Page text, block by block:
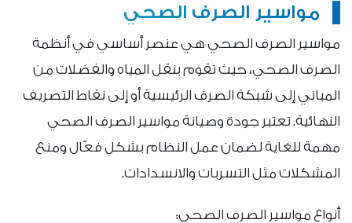
مواسير الصرف الصحي
مواسير الصرف الصحي هي عنصر أساسي في أنظمة
الصرف الصحي، حيث تقوم بنقل المياه والفضلات من
المباني إلى شبكة الصرف الرئيسية أو إلى نقاط التصريف
النهائية. تعتبر جودة وصيانة مواسير الصرف الصحي
مهمة للغاية لضمان عمل النظام بشكل فعّال ومنع
المشكلات مثل التسربات والانسدادات.
أنواع مواسير الصرف الصحي: